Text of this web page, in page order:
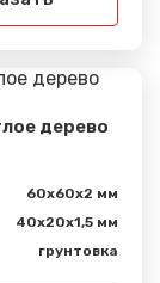
дерево
60х60х2 мм
40х20х1,5 мм
грунтовка